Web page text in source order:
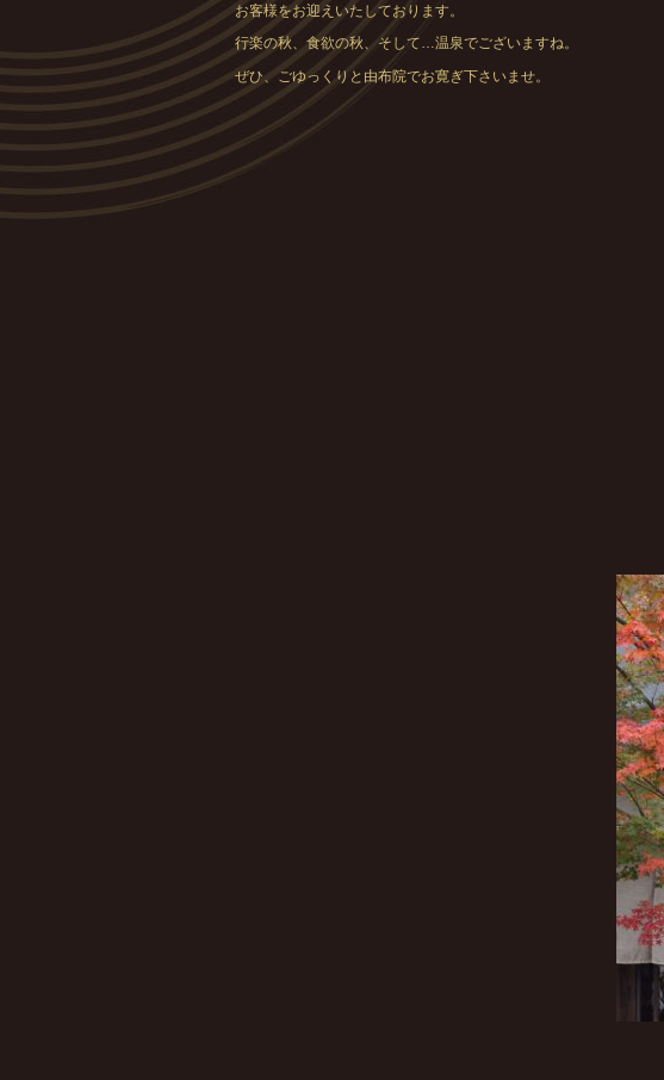
お客様をお迎えいたしております。
行楽の秋、食欲の秋、そして…温泉でございますね。
ぜひ、ごゆっくりと由布院でお寛ぎ下さいませ。